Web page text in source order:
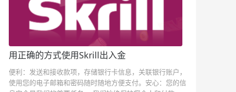
用正确的方式使用Skrill出入金
便利：发送和接收款项，存储银行卡信息，关联银行账户，
使用您的电子邮箱和密码随时随地方便支付。安心：您的信